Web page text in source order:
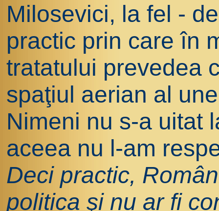
Milosevici, la fel -
practic prin care în
tratatului prevedea
spaţiul aerian al
Nimeni nu s-a uitat
aceea nu l-am
Deci practic,
politica şi nu ar fi